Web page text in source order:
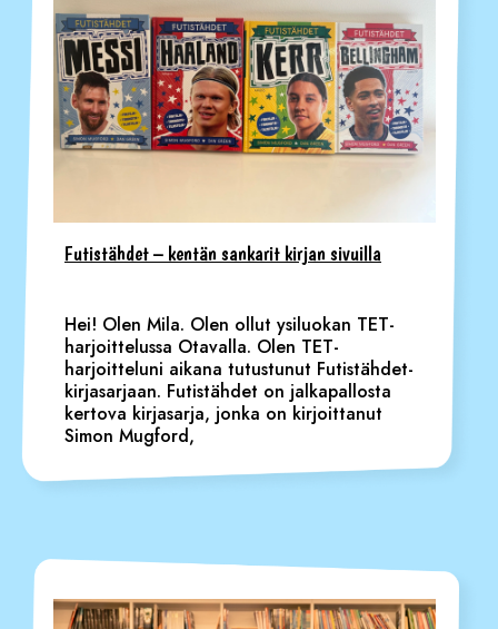
Futistähdet – kentän sankarit kirjan sivuilla
Hei! Olen Mila. Olen ollut ysiluokan TET-
harjoittelussa Otavalla. Olen TET-
harjoitteluni aikana tutustunut Futistähdet-
kirjasarjaan. Futistähdet on jalkapallosta
kertova kirjasarja, jonka on kirjoittanut
Simon Mugford,